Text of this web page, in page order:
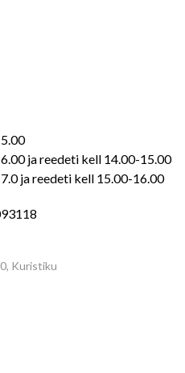
ja reedeti kell 14.00-15.00
ja reedeti kell 15.00-16.00
Kuristiku